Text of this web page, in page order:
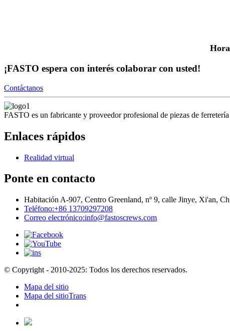
¡FASTO espera con interés colaborar con usted!
Contáctanos
FASTO es un fabricante y proveedor profesional de piezas de
Enlaces rápidos
Realidad virtual
Ponte en contacto
Habitación A-907, Centro Greenland, nº 9, calle Jinye, Xi'an,
Teléfono:+86 13709297208
Correo electrónico:info@fastoscrews.com
© Copyright - 2010-2025: Todos los derechos reservados.
Mapa del sitio
Mapa del sitioTrans